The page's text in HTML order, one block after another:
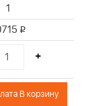
1
i
+
В корзину